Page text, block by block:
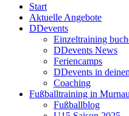
Start
Aktuelle Angebote
DDevents
Einzeltraining
DDevents News
Feriencamps
DDevents in
Coaching
Fußballtraining in Murnau
Fußballblog